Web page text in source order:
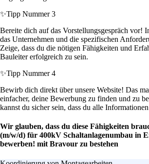
✨Tipp Nummer 3
Bereite dich auf das Vorstellungsgespräch vor!
das Unternehmen und die spezifischen
Zeige, dass du die nötigen Fähigkeiten und
Bauleiter erfolgreich zu sein.
✨Tipp Nummer 4
Bewirb dich direkt über unsere Website! Das
einfacher, deine Bewerbung zu finden und zu
kannst du sicher sein, dass du alle
Wir glauben, dass du diese Fähigkeiten
(m/w/d) für 400kV Schaltanlagenumbau in
bewerben! mit Bravour zu bestehen